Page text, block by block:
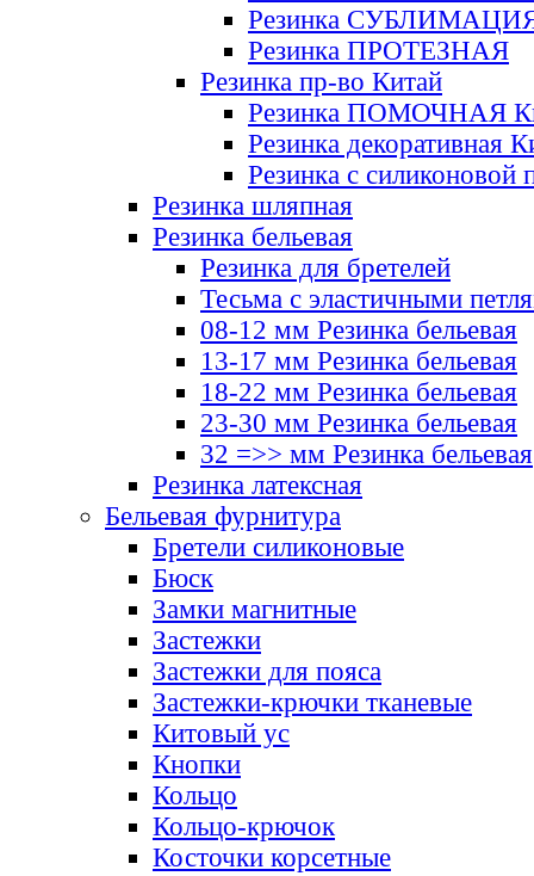
Резинка
Резинка ПРОТЕЗНАЯ
Резинка пр-во Китай
Резинка ПОМОЧНАЯ
Резинка декоративная
Резинка с силиконовой
Резинка шляпная
Резинка бельевая
Резинка для бретелей
Тесьма с эластичными
08-12 мм Резинка бельевая
13-17 мм Резинка бельевая
18-22 мм Резинка бельевая
23-30 мм Резинка бельевая
32 =>> мм Резинка бельевая
Резинка латексная
Бельевая фурнитура
Бретели силиконовые
Бюск
Замки магнитные
Застежки
Застежки для пояса
Застежки-крючки тканевые
Китовый ус
Кнопки
Кольцо
Кольцо-крючок
Косточки корсетные